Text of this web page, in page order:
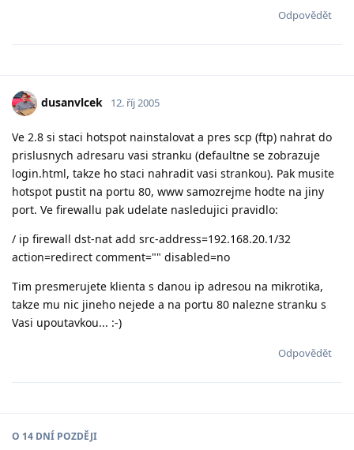
Odpovědět
dusanvlcek 12. říj 2005
Ve 2.8 si staci hotspot nainstalovat a pres scp (ftp) nahrat do
prislusnych adresaru vasi stranku (defaultne se zobrazuje
login.html, takze ho staci nahradit vasi strankou). Pak musite
hotspot pustit na portu 80, www samozrejme hodte na jiny
port. Ve firewallu pak udelate nasledujici pravidlo:
/ ip firewall dst-nat add src-address=192.168.20.1/32
action=redirect comment="" disabled=no
Tim presmerujete klienta s danou ip adresou na mikrotika,
takze mu nic jineho nejede a na portu 80 nalezne stranku s
Vasi upoutavkou... :-)
Odpovědět
O 14 DNÍ POZDĚJI